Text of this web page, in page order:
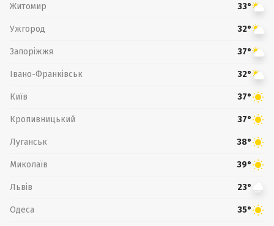
Житомир 33°
Ужгород 32°
Запоріжжя 37°
Івано-Франківськ 32°
Київ 37°
Кропивницький 37°
Луганськ 38°
Миколаїв 39°
Львів 23°
Одеса 35°